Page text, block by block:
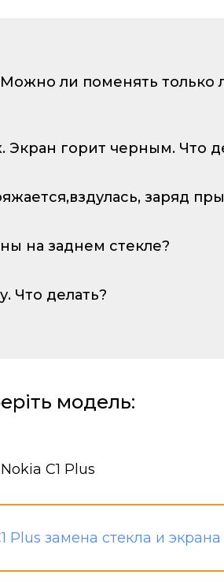
Можно ли поменять только
Экран горит черным. Что
заряд
на заднем стекле?
Что делать?
модель:
Nokia C1 Plus